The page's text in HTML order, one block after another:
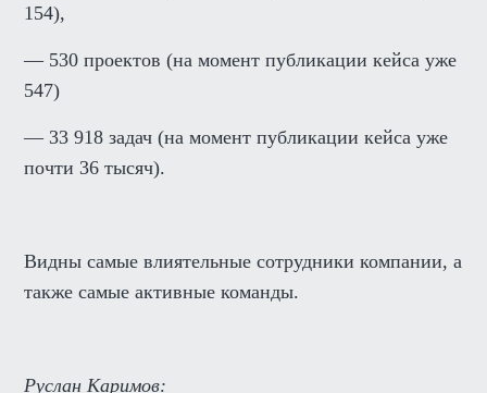
154),
— 530 проектов (на момент публикации кейса уже
547)
— 33 918 задач (на момент публикации кейса уже
почти 36 тысяч).
Видны самые влиятельные сотрудники компании, а
также самые активные команды.
Руслан Каримов: